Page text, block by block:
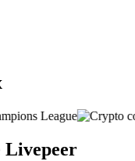
Livepeer